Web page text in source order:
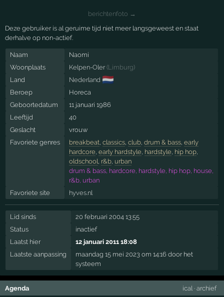
berichtenfoto →
Deze gebruiker is al geruime tijd niet meer langsgeweest en staat
derhalve op non-actief.
Naam
Naomi
Woonplaats
Kelpen-Oler (Limburg)
Land
Nederland 🇳🇱
Beroep
Horeca
Geboortedatum
11 januari 1986
Leeftijd
40
Geslacht
vrouw
Favoriete genres
breakbeat, classics, club, drum & bass, early
hardcore early hardstyle hardstyle hip hop,
oldschool r&b, urban
drum & bass, hardcore, hardstyle, hip hop, house,
r&b, urban
Favoriete site
hyves.nl
Lid sinds
20 februari 2004 13:55
Status
inactief
Laatst hier
12 januari 2011 18:08
Laatste aanpassing
maandag 15 mei 2023 om 14:16 door het
systeem
Agenda ical · archief